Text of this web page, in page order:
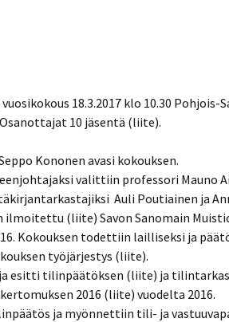
Täs
vuosikokous 18.3.2017 klo 10.30
10 jäsentä (liite).
Kononen avasi kokouksen.
valittiin professori Mauno
Auli Poutiainen ja
ilmoitettu (liite) Savon Sanomain
Kokouksen todettiin lailliseksi ja
työjärjestys (liite).
esitti tilinpäätöksen (liite) ja
2016 (liite) vuodelta 2016.
ja myönnettiin tili- ja